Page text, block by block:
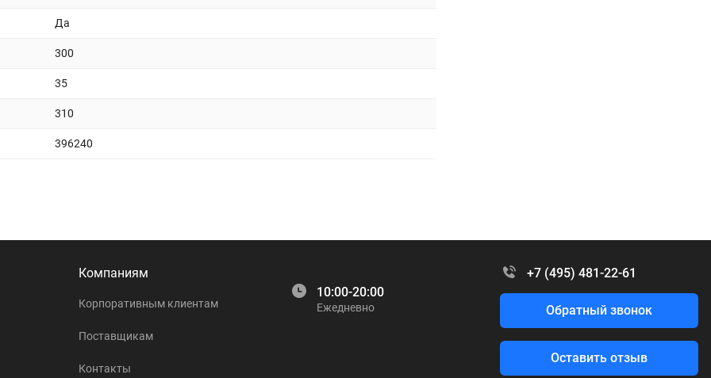
Да
300
35
310
396240
Компаниям
Корпоративным клиентам
Поставщикам
Контакты
10:00-20:00
Ежедневно
+7 (495) 481-22-61
Обратный звонок
Оставить отзыв